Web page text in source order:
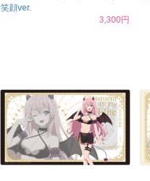
笑顔ver.
3,300円